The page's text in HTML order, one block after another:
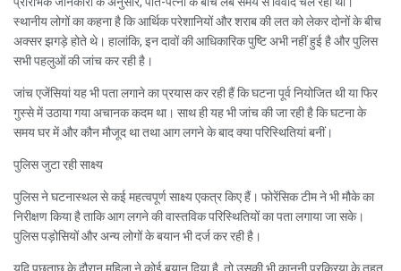
स्थानीय लोगों का कहना है कि आर्थिक परेशानियों और शराब की लत को लेकर दोनों के बीच
अक्सर झगड़े होते थे। हालांकि, इन दावों की आधिकारिक पुष्टि अभी नहीं हुई है और पुलिस
सभी पहलुओं की जांच कर रही है।
जांच एजेंसियां यह भी पता लगाने का प्रयास कर रही हैं कि घटना पूर्व नियोजित थी या फिर
गुस्से में उठाया गया अचानक कदम था। साथ ही यह भी जांच की जा रही है कि घटना के
समय घर में और कौन मौजूद था तथा आग लगने के बाद क्या परिस्थितियां बनीं।
पुलिस जुटा रही साक्ष्य
पुलिस ने घटनास्थल से कई महत्वपूर्ण साक्ष्य एकत्र किए हैं। फोरेंसिक टीम ने भी मौके का
निरीक्षण किया है ताकि आग लगने की वास्तविक परिस्थितियों का पता लगाया जा सके।
पुलिस पड़ोसियों और अन्य लोगों के बयान भी दर्ज कर रही है।